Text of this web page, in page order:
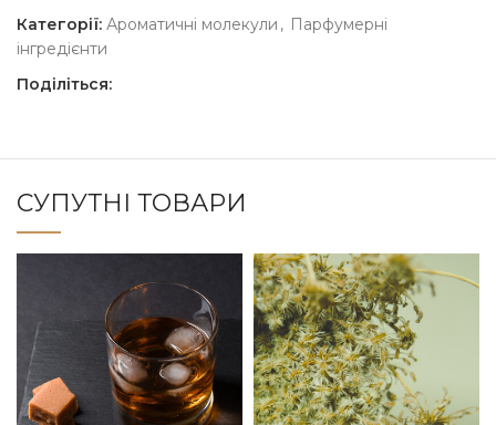
Категорії: Ароматичні молекули , Парфумерні
інгредієнти
Поділіться:
СУПУТНІ ТОВАРИ